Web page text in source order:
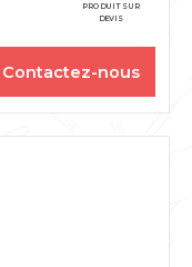
PRODUIT SUR
DEVIS
Contactez-nous